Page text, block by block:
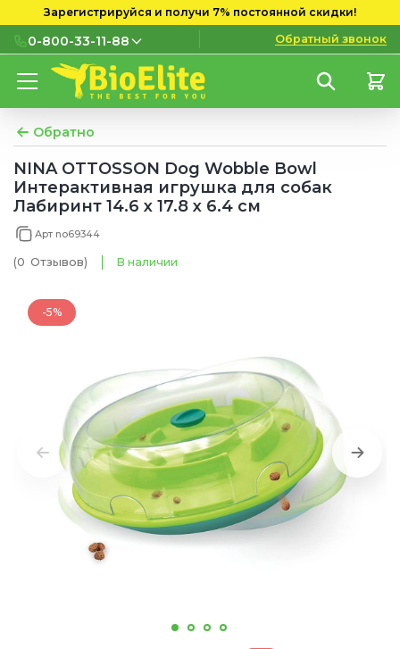
Зарегистрируйся и получи 7% постоянной скидки!
0-800-33-11-88
0-800-33-11-88
мобильных номеров
(097) 133 11 88
(095) 133 11 88
(073) 133 11 88
Обратный звонок
Обратно
NINA OTTOSSON Dog Wobble Bowl
Интерактивная игрушка для собак
Лабиринт 14.6 x 17.8 x 6.4 см
Арт no69344
(0 Отзывов) В наличии
-5%